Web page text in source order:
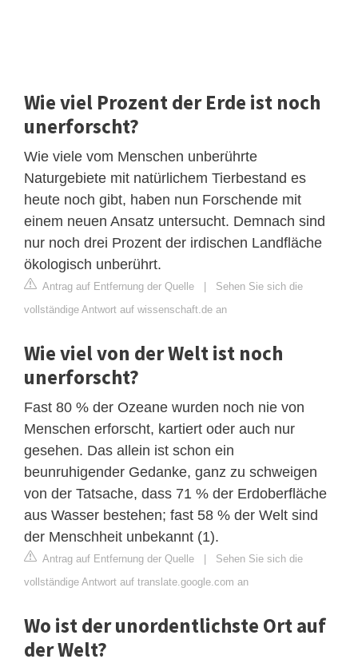
Wie viel Prozent der Erde ist noch
unerforscht?
Wie viele vom Menschen unberührte
Naturgebiete mit natürlichem Tierbestand es
heute noch gibt, haben nun Forschende mit
einem neuen Ansatz untersucht. Demnach sind
nur noch drei Prozent der irdischen Landfläche
ökologisch unberührt.
Antrag auf Entfernung der Quelle | Sehen Sie sich die
vollständige Antwort auf wissenschaft.de an
Wie viel von der Welt ist noch
unerforscht?
Fast 80 % der Ozeane wurden noch nie von
Menschen erforscht, kartiert oder auch nur
gesehen. Das allein ist schon ein
beunruhigender Gedanke, ganz zu schweigen
von der Tatsache, dass 71 % der Erdoberfläche
aus Wasser bestehen; fast 58 % der Welt sind
der Menschheit unbekannt (1).
Antrag auf Entfernung der Quelle | Sehen Sie sich die
vollständige Antwort auf translate.google.com an
Wo ist der unordentlichste Ort auf
der Welt?